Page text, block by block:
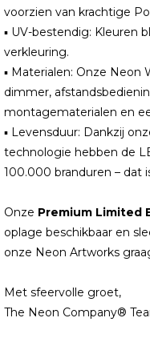
voorzien van krachtige
▪ UV-bestendig: Kleuren
verkleuring.
▪ Materialen: Onze Neon
dimmer,
montagematerialen en
▪ Levensduur: Dankzij
technologie hebben de
100.000 branduren – dat
Onze Premium Limited
oplage beschikbaar en
onze Neon Artworks
Met sfeervolle groet,
The Neon Company®